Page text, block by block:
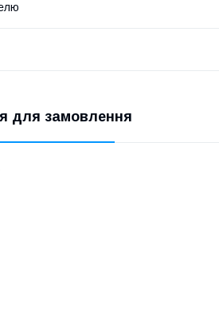
для замовлення